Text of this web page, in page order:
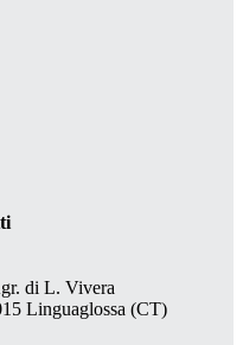
di L. Vivera
Linguaglossa (CT)